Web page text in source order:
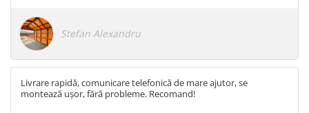
Stefan Alexandru
Livrare rapidă, comunicare telefonică de mare ajutor, se
montează ușor, fără probleme. Recomand!